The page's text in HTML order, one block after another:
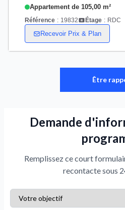
Appartement de 105,00 m²
Référence : 19832 Étage : RDC
Recevoir Prix & Plan
Être
Demande
Remplissez ce court
recontacte sous